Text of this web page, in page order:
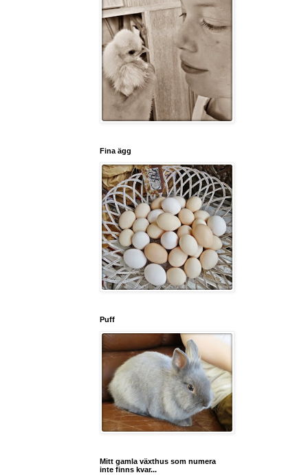
Fina ägg
Puff
Mitt gamla växthus som numera
inte finns kvar...